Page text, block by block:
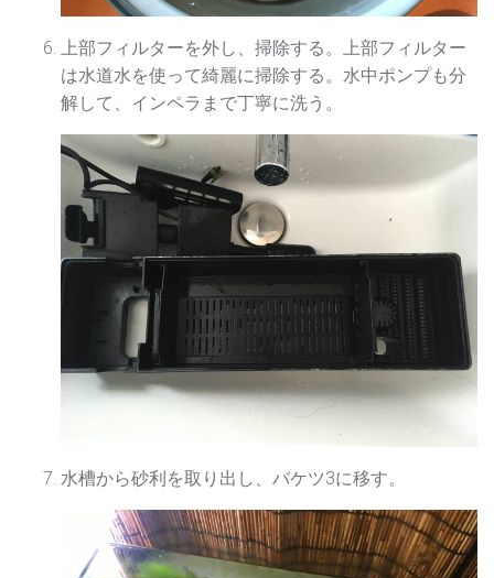
上部フィルターを外し、掃除する。上部フィルター
は水道水を使って綺麗に掃除する。水中ポンプも分
解して、インペラまで丁寧に洗う。
水槽から砂利を取り出し、バケツ3に移す。